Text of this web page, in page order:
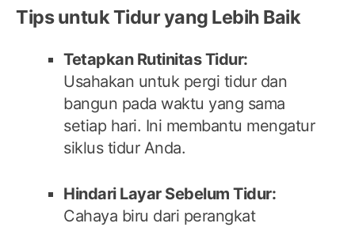
Tips untuk Tidur yang Lebih Baik
Tetapkan Rutinitas Tidur:
Usahakan untuk pergi tidur dan
bangun pada waktu yang sama
setiap hari. Ini membantu mengatur
siklus tidur Anda.
Hindari Layar Sebelum Tidur:
Cahaya biru dari perangkat